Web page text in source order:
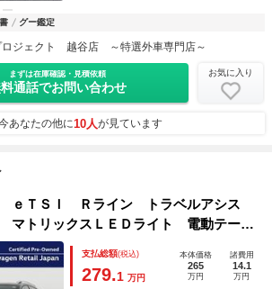
グー鑑定
ロジェクト 越谷店 ～特選外車専門店～
まずは在庫確認・見積依頼
通話でお問い合わせ
お気に入り
あなたの他に10人が見ています
ｅＴＳＩ Ｒライン トラベルアシス
トリックスＬＥＤライト 電動テール
ピットプロ ＥＴＣ バックカメラ ア
社下取り ワンオーナー 禁煙車
支払総額(税込)
279.1 万円
本体価格
265
万円
諸費用
14.1
万円